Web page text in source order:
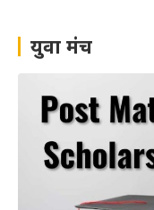
युवा मंच